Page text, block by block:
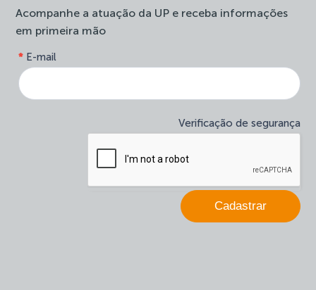
Acompanhe a atuação da UP e receba informações
em primeira mão
site-
newsletter
E-mail
*
Verificação de segurança
Cadastrar
você
é
humano,
este
campo
branco.